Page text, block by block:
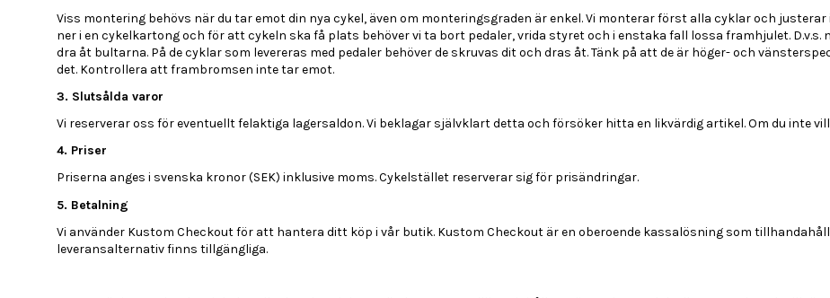
Viss montering behövs när du tar emot din nya cykel, även om monteringsgraden är enkel. Vi monterar först alla cyklar och
ner i en cykelkartong och för att cykeln ska få plats behöver vi ta bort pedaler, vrida styret och i enstaka fall lossa framhjulet. D.v.s.
dra åt bultarna. På de cyklar som levereras med pedaler behöver de skruvas dit och dras åt. Tänk på att de är höger- och
det. Kontrollera att frambromsen inte tar emot.
3. Slutsålda varor
Vi reserverar oss för eventuellt felaktiga lagersaldon. Vi beklagar självklart detta och försöker hitta en likvärdig artikel. Om du inte
4. Priser
Priserna anges i svenska kronor (SEK) inklusive moms. Cykelstället reserverar sig för prisändringar.
5. Betalning
Vi använder Kustom Checkout för att hantera ditt köp i vår butik. Kustom Checkout är en oberoende kassalösning som
leveransalternativ finns tillgängliga.